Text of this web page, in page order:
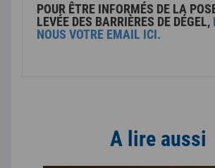
POUR ÊTRE INFORMÉS DE LA
LEVÉE DES BARRIÈRES DE DÉGEL,
NOUS VOTRE EMAIL ICI.
A lire aussi